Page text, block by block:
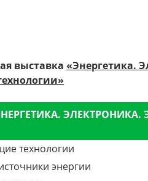
выставка «Энергетика.
технологии
энергии